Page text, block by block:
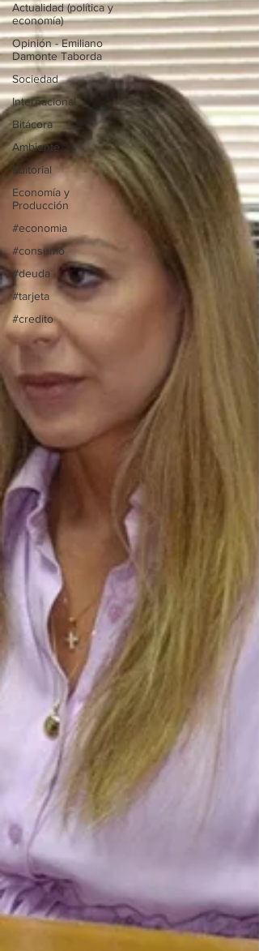
Actualidad (política y
economía)
Opinión - Emiliano
Damonte Taborda
Sociedad
Internacional
Bitácora
Ambiente
Editorial
Economía y
Producción
#economia
#consumo
#deuda
#tarjeta
#credito